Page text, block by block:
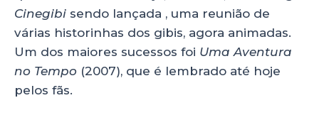
Cinegibi sendo lançada , uma reunião de
várias historinhas dos gibis, agora animadas.
Um dos maiores sucessos foi Uma Aventura
no Tempo (2007), que é lembrado até hoje
pelos fãs.